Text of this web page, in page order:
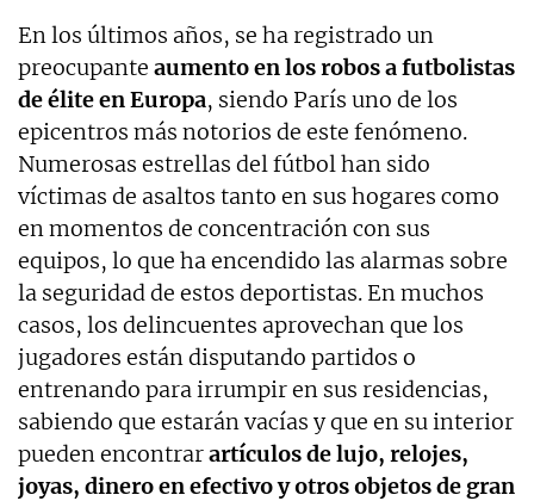
En los últimos años, se ha registrado un
preocupante aumento en los robos a futbolistas
de élite en Europa, siendo París uno de los
epicentros más notorios de este fenómeno.
Numerosas estrellas del fútbol han sido
víctimas de asaltos tanto en sus hogares como
en momentos de concentración con sus
equipos, lo que ha encendido las alarmas sobre
la seguridad de estos deportistas. En muchos
casos, los delincuentes aprovechan que los
jugadores están disputando partidos o
entrenando para irrumpir en sus residencias,
sabiendo que estarán vacías y que en su interior
pueden encontrarartículos de lujo, relojes,
joyas, dinero en efectivo y otros objetos de gran